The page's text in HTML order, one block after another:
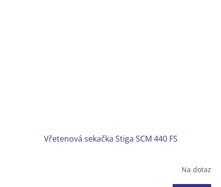
Vřetenová sekačka Stiga SCM 440 FS
Na dotaz